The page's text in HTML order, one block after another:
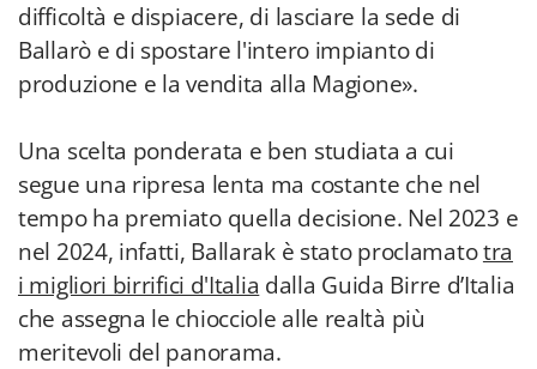
difficoltà e dispiacere, di lasciare la sede di
Ballarò e di spostare l'intero impianto di
produzione e la vendita alla Magione».
Una scelta ponderata e ben studiata a cui
segue una ripresa lenta ma costante che nel
tempo ha premiato quella decisione. Nel 2023 e
nel 2024, infatti, Ballarak è stato proclamatotra
i migliori birrifici d'Italia dalla Guida Birre d’Italia
che assegna le chiocciole alle realtà più
meritevoli del panorama.